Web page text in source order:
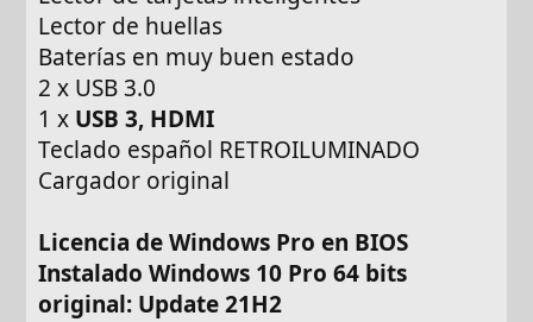
Lector de huellas
Baterías en muy buen estado
2 x USB 3.0
1 x USB 3, HDMI
Teclado español RETROILUMINADO
Cargador original
Licencia de Windows Pro en BIOS
Instalado Windows 10 Pro 64 bits
original: Update 21H2